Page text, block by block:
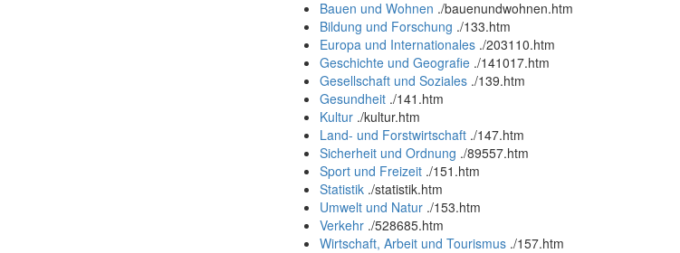
Bauen und Wohnen ./bauenundwohnen.htm
Bildung und Forschung ./133.htm
Europa und Internationales ./203110.htm
Geschichte und Geografie ./141017.htm
Gesellschaft und Soziales ./139.htm
Gesundheit ./141.htm
Kultur ./kultur.htm
Land- und Forstwirtschaft ./147.htm
Sicherheit und Ordnung ./89557.htm
Sport und Freizeit ./151.htm
Statistik ./statistik.htm
Umwelt und Natur ./153.htm
Verkehr ./528685.htm
Wirtschaft, Arbeit und Tourismus ./157.htm